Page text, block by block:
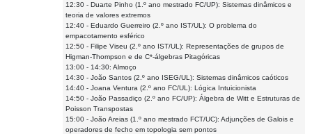
12:30 - Duarte Pinho (1.º ano mestrado FC/UP): Sistemas dinâmicos e
teoria de valores extremos
12:40 - Eduardo Guerreiro (2.º ano IST/UL): O problema do
empacotamento esférico
12:50 - Filipe Viseu (2.º ano IST/UL): Representações de grupos de
Higman-Thompson e de C*-álgebras Pitagóricas
13:00 - 14:30: Almoço
14:30 - João Santos (2.º ano ISEG/UL): Sistemas dinâmicos caóticos
14:40 - Joana Ventura (2.º ano FC/UL): Lógica Intuicionista
14:50 - João Passadiço (2.º ano FC/UP): Álgebra de Witt e Estruturas de
Poisson Transpostas
15:00 - João Areias (1.º ano mestrado FCT/UC): Adjunções de Galois e
operadores de fecho em topologia sem pontos